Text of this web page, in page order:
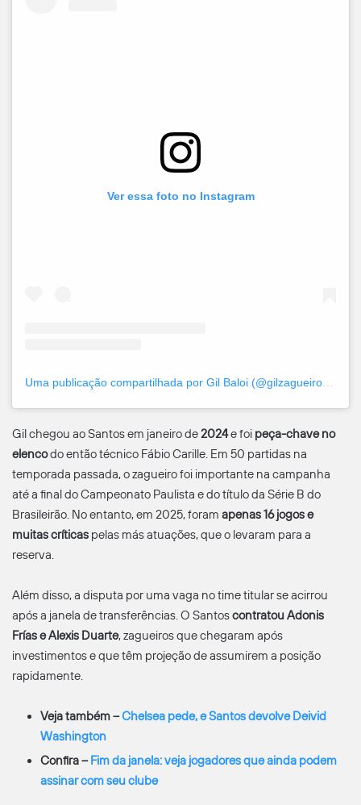
Ver essa foto no Instagram
Gil chegou ao Santos em janeiro de2024e foi peça-chave no
elencodo então técnico Fábio Carille. Em 50 partidas na
temporada passada, o zagueiro foi importante na campanha
até a final do Campeonato Paulista e do título da Série B do
Brasileirão. No entanto, em 2025, foram apenas 16 jogos e
muitas críticas pelas más atuações, que o levaram para a
reserva.
Além disso, a disputa por uma vaga no time titular se acirrou
após a janela de transferências. O Santoscontratou Adonis
Frías e Alexis Duarte, zagueiros que chegaram após
investimentos e que têm projeção de assumirem a posição
rapidamente.
Veja também –Chelsea pede, e Santos devolve Deivid
Washington
Confira –Fim da janela: veja jogadores que ainda podem
assinar com seu clube